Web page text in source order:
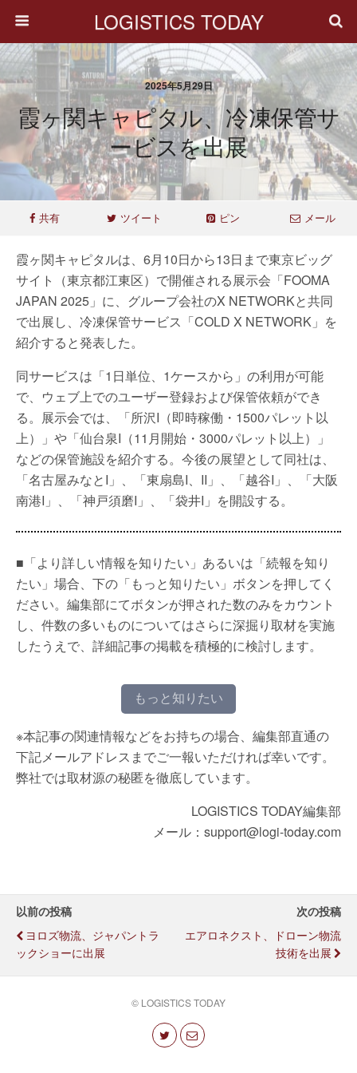
LOGISTICS TODAY
2025年5月29日
霞ヶ関キャピタル、冷凍保管サ
ービスを出展
共有 ツイート ピン メール
霞ヶ関キャピタルは、6月10日から13日まで東京ビッグ
サイト（東京都江東区）で開催される展示会「FOOMA
JAPAN 2025」に、グループ会社のX NETWORKと共同
で出展し、冷凍保管サービス「COLD X NETWORK」を
紹介すると発表した。
同サービスは「1日単位、1ケースから」の利用が可能
で、ウェブ上でのユーザー登録および保管依頼ができ
る。展示会では、「所沢I（即時稼働・1500パレット以
上）」や「仙台泉I（11月開始・3000パレット以上）」
などの保管施設を紹介する。今後の展望として同社は、
「名古屋みなとI」、「東扇島I、II」、「越谷I」、「大阪
南港I」、「神戸須磨I」、「袋井I」を開設する。
■「より詳しい情報を知りたい」あるいは「続報を知り
たい」場合、下の「もっと知りたい」ボタンを押してく
ださい。編集部にてボタンが押された数のみをカウント
し、件数の多いものについてはさらに深掘り取材を実施
したうえで、詳細記事の掲載を積極的に検討します。
もっと知りたい
※本記事の関連情報などをお持ちの場合、編集部直通の
下記メールアドレスまでご一報いただければ幸いです。
弊社では取材源の秘匿を徹底しています。
LOGISTICS TODAY編集部
メール：support@logi-today.com
以前の投稿
ヨロズ物流、ジャパントラ
ックショーに出展
次の投稿
エアロネクスト、ドローン物流
技術を出展
© LOGISTICS TODAY